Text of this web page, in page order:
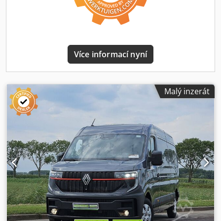
doručení * Možnost financování i bez akontace ---- * 19 %
DPH lze odečíst * Německé vozidlo * Pravidelně
servisováno * Chladírenská nástavba * Chladicí agregát
stacionárním i jízdním režimu ---- Přejete si leasing nebo
financování? Nabízíme atraktivní nabídky – také bez
Diesel-Str. 2 45711 Datteln – Německo Otevírací doba: Po–
Pá: 9:00–18:00 Dodpfjx S Ubtex Agkokr So: 9:00–14:00 ----
Upozornění: Veškeré informace na internetu jsou
nezávazné a slouží pouze k obecnému popisu vozidla.
Vyhrazujeme si právo na chyby, překlepy a mezitímní
prodej. Závazný stav vozidla je uveden výhradně v kupní
smlouvě na místě nebo ve formě písemného potvrzení.
Vozidla s nájezdem nad 50.000 km nebo starší než 3 roky
prodáváme přednostně podnikatelským zákazníkům.
Více informací nyní
Malý inzerát